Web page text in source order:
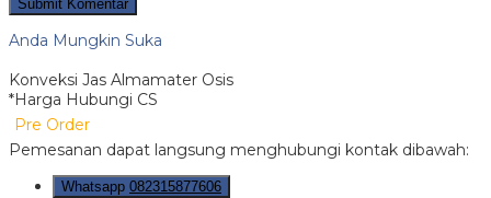
Anda Mungkin Suka
Konveksi Jas Almamater Osis
*Harga Hubungi CS
Pre Order
Pemesanan dapat langsung menghubungi kontak dibawah:
Whatsapp 082315877606